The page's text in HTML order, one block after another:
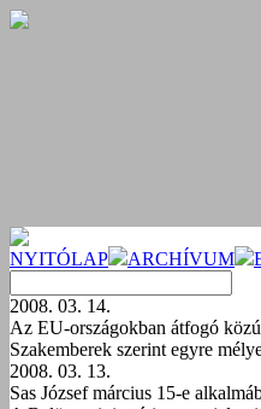
NYITÓLAP ARCHÍVUM
2008. 03. 14.
Az EU-országokban átfogó
Szakemberek szerint egyre
2008. 03. 13.
Sas József március 15-e